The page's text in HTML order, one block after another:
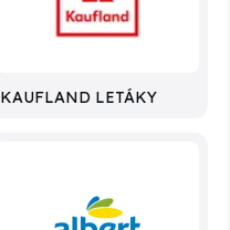
KAUFLAND LETÁKY